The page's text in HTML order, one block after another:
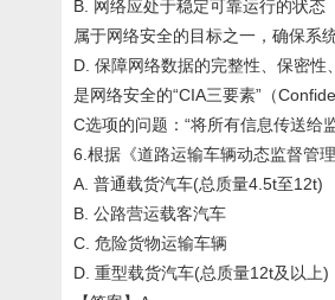
B. 网络应处于稳定可靠运行的状态
属于网络安全的目标之一，确保系
D. 保障网络数据的完整性、保密性
是网络安全的“CIA三要素”（
C选项的问题：“将所有信息传送给
6.根据《道路运输车辆动态监督管
A. 普通载货汽车(总质量4.5t至12t)
B. 公路营运载客汽车
C. 危险货物运输车辆
D. 重型载货汽车(总质量12t及以上)